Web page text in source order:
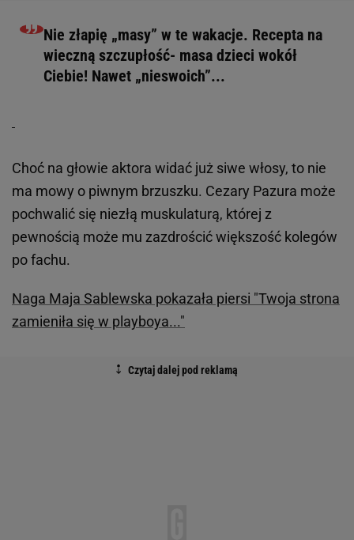
Nie złapię „masy” w te wakacje. Recepta na
wieczną szczupłość- masa dzieci wokół
Ciebie! Nawet „nieswoich”...
Choć na głowie aktora widać już siwe włosy, to nie
ma mowy o piwnym brzuszku. Cezary Pazura może
pochwalić się niezłą muskulaturą, której z
pewnością może mu zazdrościć większość kolegów
po fachu.
Naga Maja Sablewska pokazała piersi "Twoja strona
zamieniła się w playboya..."